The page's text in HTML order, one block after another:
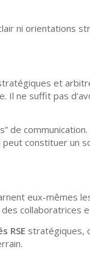
ni orientations
et
Il ne suffit pas
de communication.
peut constituer un
eux-mêmes
collaboratrices
RSE stratégiques,